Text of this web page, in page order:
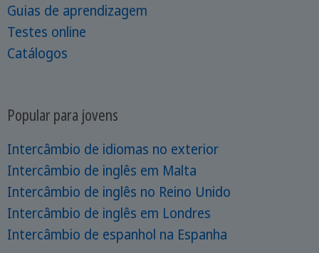
Guias de aprendizagem
Testes online
Catálogos
Popular para jovens
Intercâmbio de idiomas no exterior
Intercâmbio de inglês em Malta
Intercâmbio de inglês no Reino Unido
Intercâmbio de inglês em Londres
Intercâmbio de espanhol na Espanha